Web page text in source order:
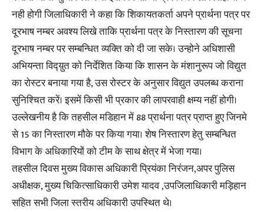
नही होगी जिलाधिकारी ने कहा कि शिकायतकर्ता अपने प्रार्थना पत्र पर
दूरभाष नम्बर अवश्य लिखे ताकि प्रार्थना पत्र के निस्तारण की सूचना
दूरभाष नम्बर पर सम्बन्धित व्यक्ति को दी जा सके। उन्होने अधिशासी
अभियन्ता विद्य़ुत को निर्देशित किया कि शासन के मंशानुरूप जो विद्युत
का रोस्टर बनाया गया है, उस रोस्टर के अनुसार विद्युत उपलब्ध कराना
सुनिश्चित करें। इसमें किसी भी प्रकार की लापरवाही क्षम्य नहीं होगी।
उल्लेखनीय है कि तहसील मडिहान में 88 प्रार्थना पत्र प्राप्त हुए जिनमे
से 15 का निस्तारण मौके पर किया गया। शेष निस्तारण हेतु सम्बन्धित
विभाग के अधिकारियों को टीम के साथ क्षेत्र में भेजा गया।
तहसील दिवस मुख्य विकास अधिकारी प्रियंका निरंजन,अपर पुलिस
अधीक्षक, मुख्य चिकित्साधिकारी उमेश यादव ,उपजिलाधिकारी मड़िहान
सहित सभी जिला स्तरीय अधिकारी उपस्थित थे।